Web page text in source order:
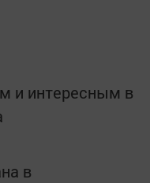
и интересным в
в